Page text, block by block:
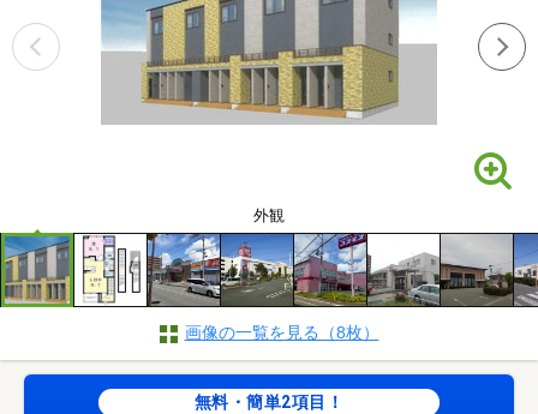
外観
画像の一覧を見る（8枚）
無料・簡単2項目！